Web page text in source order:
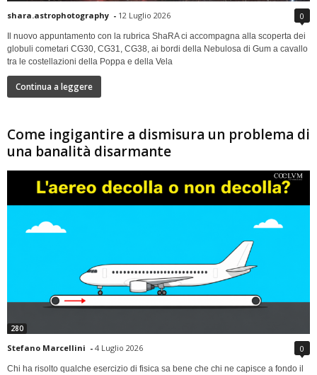
shara.astrophotography - 12 Luglio 2026 0
Il nuovo appuntamento con la rubrica ShaRA ci accompagna alla scoperta dei
globuli cometari CG30, CG31, CG38, ai bordi della Nebulosa di Gum a cavallo
tra le costellazioni della Poppa e della Vela
Continua a leggere
Come ingigantire a dismisura un problema di
una banalità disarmante
280
Stefano Marcellini - 4 Luglio 2026 0
Chi ha risolto qualche esercizio di fisica sa bene che chi ne capisce a fondo il